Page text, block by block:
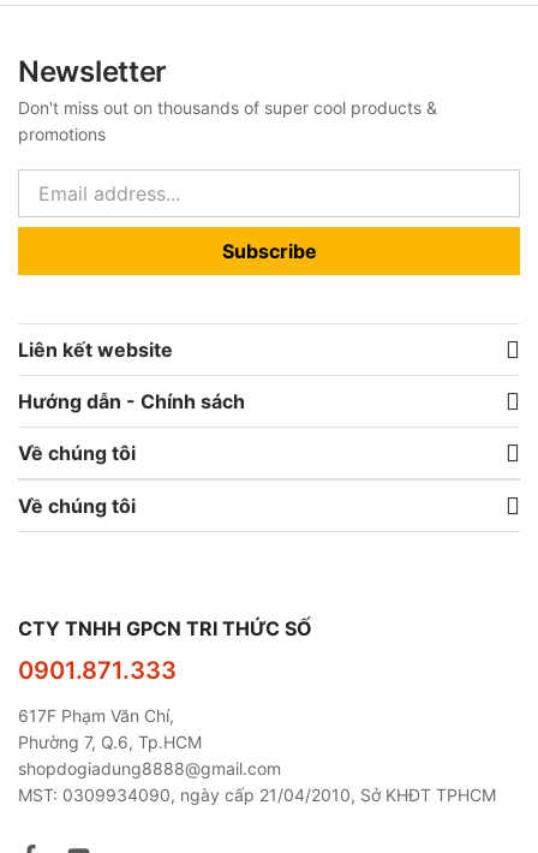
Newsletter
Don't miss out on thousands of super cool products &
promotions
Subscribe
Liên kết website
Hướng dẫn - Chính sách
Về chúng tôi
Về chúng tôi
CTY TNHH GPCN TRI THỨC SỐ
0901.871.333
617F Phạm Văn Chí,
Phường 7, Q.6, Tp.HCM
shopdogiadung8888@gmail.com
MST: 0309934090, ngày cấp 21/04/2010, Sở KHĐT TPHCM